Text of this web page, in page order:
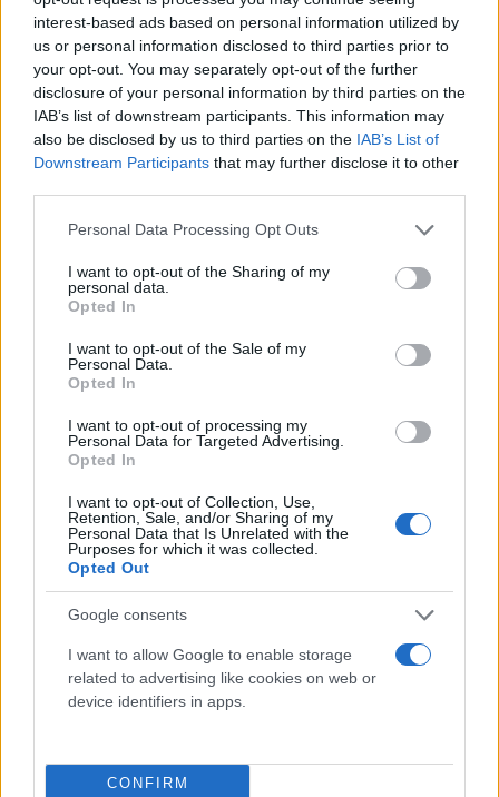
interest-based ads based on personal information utilized by
us or personal information disclosed to third parties prior to
your opt-out. You may separately opt-out of the further
disclosure of your personal information by third parties on the
IAB’s list of downstream participants. This information may
also be disclosed by us to third parties on the IAB’s List of
Downstream Participants that may further disclose it to other
Please note that this website/app uses one or more Google
not limited to your visit or usage behaviour. You may click to
grant or deny consent to Google and its third-party tags to
use your data for below specified purposes in below Google
consent section.
Personal Data Processing Opt Outs
I want to opt-out of the Sharing of my
personal data.
Opted In
I want to opt-out of the Sale of my
Personal Data.
Opted In
I want to opt-out of processing my
Personal Data for Targeted Advertising.
Opted In
I want to opt-out of Collection, Use,
Retention, Sale, and/or Sharing of my
Personal Data that Is Unrelated with the
Purposes for which it was collected.
Opted Out
Google consents
I want to allow Google to enable storage
related to advertising like cookies on web or
device identifiers in apps.
CONFIRM
ΑΤΤΙΚΗ
Καιρός: Νεφώσεις παροδικά αυξημένες με
πιθανότητα πρόσκαιρων τοπικών βροχών.
Ανεμοι: Από βόρειες διευθύνσεις 3 με 4 μποφόρ.
ΘΕΣΣΑΛΟΝΙΚΗ
Καιρός: Νεφώσεις παροδικά αυξημένες με τοπικές
βροχές.
Ανεμοι: Βόρειοι βορειοδυτικοί 4 με 5 μποφόρ με
βαθμιαία εξασθένηση.
ΜΑΚΕΔΟΝΙΑ, ΘΡΑΚΗ
Καιρός: Νεφώσεις παροδικά αυξημένες, με τοπικές
βροχές.
βορειοανατολικοί 4 με 5 μποφόρ.